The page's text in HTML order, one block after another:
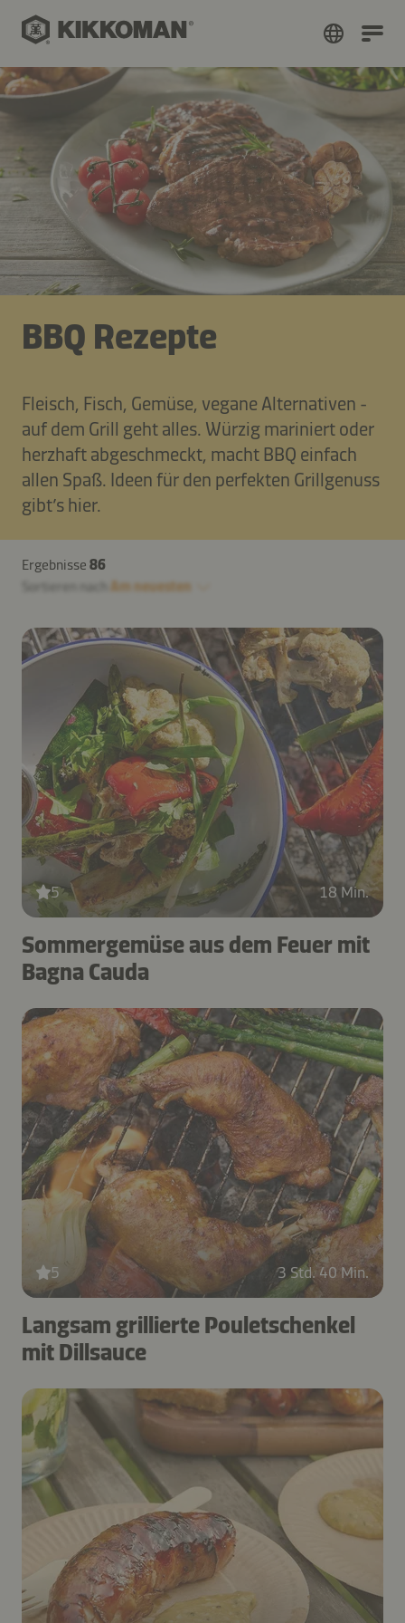
BBQ Rezepte
Fleisch, Fisch, Gemüse, vegane Alternativen -
auf dem Grill geht alles. Würzig mariniert oder
herzhaft abgeschmeckt, macht BBQ einfach
allen Spaß. Ideen für den perfekten Grillgenuss
gibt’s hier.
Ergebnisse 86
Am neuesten
5 18 Min.
Sommergemüse aus dem Feuer mit
Bagna Cauda
5 3 Std. 40 Min.
Langsam grillierte Pouletschenkel
mit Dillsauce